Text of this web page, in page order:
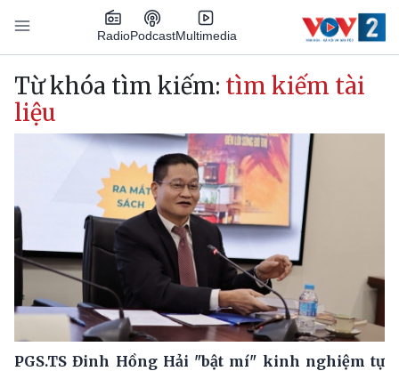
Nhảy đến nội dung
RadioPodcastMultimedia
Main navigation
Từ khóa tìm kiếm: tìm kiếm tài
liệu
PGS.TS Đinh Hồng Hải "bật mí" kinh nghiệm tự